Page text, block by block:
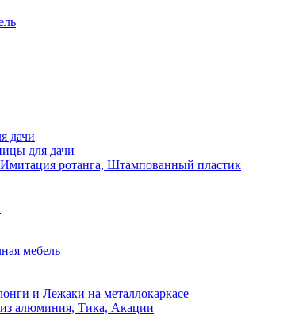
дачи
для дачи
Имитация ротанга, Штампованный пластик
мебель
и Лежаки на металлокаркасе
алюминия, Тика, Акации